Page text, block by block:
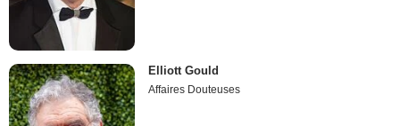
Elliott Gould
Affaires Douteuses